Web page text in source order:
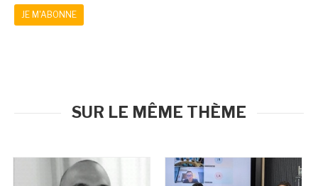
JE M'ABONNE
SUR LE MÊME THÈME